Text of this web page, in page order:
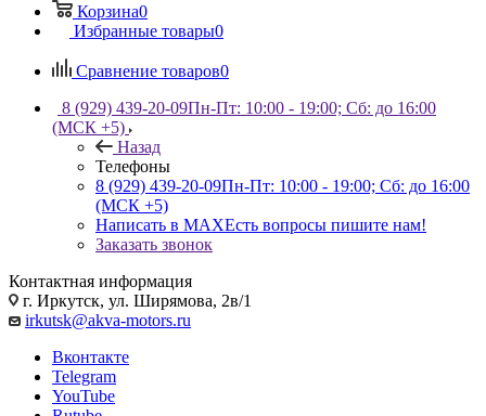
Корзина0
Избранные товары0
Сравнение товаров0
8 (929) 439-20-09Пн-Пт: 10:00 - 19:00; Сб: до 16:00
(МСК +5)
Назад
Телефоны
8 (929) 439-20-09Пн-Пт: 10:00 - 19:00; Сб: до 16:00
(МСК +5)
Написать в MAXЕсть вопросы пишите нам!
Заказать звонок
Контактная информация
г. Иркутск, ул. Ширямова, 2в/1
irkutsk@akva-motors.ru
Вконтакте
Telegram
YouTube